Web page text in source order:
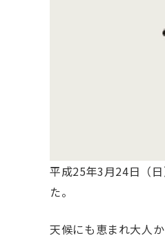
平成25年3月24日（
た。
天候にも恵まれ大人